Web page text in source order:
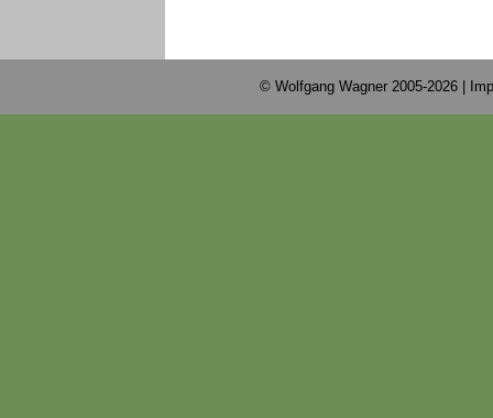
© Wolfgang Wagner 2005-2026 |